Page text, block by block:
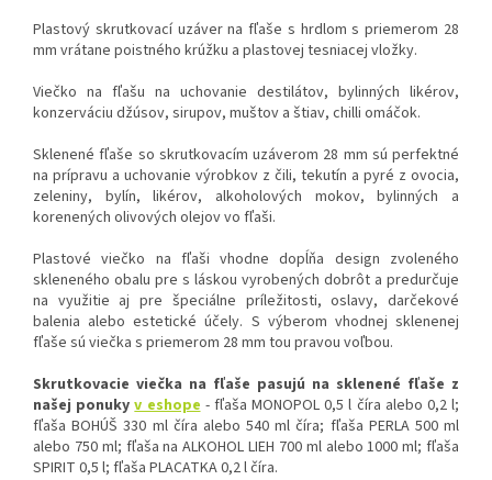
Plastový skrutkovací uzáver na fľaše s hrdlom s priemerom 28
mm vrátane poistného krúžku a plastovej tesniacej vložky.
Viečko na fľašu na uchovanie destilátov, bylinných likérov,
konzerváciu džúsov, sirupov, muštov a štiav, chilli omáčok.
Sklenené fľaše so skrutkovacím uzáverom 28 mm sú perfektné
na prípravu a uchovanie výrobkov z čili, tekutín a pyré z ovocia,
zeleniny, bylín, likérov, alkoholových mokov, bylinných a
korenených olivových olejov vo fľaši.
Plastové viečko na fľaši vhodne dopĺňa design zvoleného
skleneného obalu pre s láskou vyrobených dobrôt a predurčuje
na využitie aj pre špeciálne príležitosti, oslavy, darčekové
balenia alebo estetické účely. S výberom vhodnej sklenenej
fľaše sú viečka s priemerom 28 mm tou pravou voľbou.
Skrutkovacie viečka na fľaše pasujú na sklenené fľaše z
našej ponukyv eshope - fľaša MONOPOL 0,5 l číra alebo 0,2 l;
fľaša BOHÚŠ 330 ml číra alebo 540 ml číra; fľaša PERLA 500 ml
alebo 750 ml; fľaša na ALKOHOL LIEH 700 ml alebo 1000 ml; fľaša
SPIRIT 0,5 l; fľaša PLACATKA 0,2 l číra.